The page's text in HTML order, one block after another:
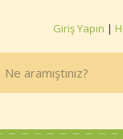
Giriş Yapın |